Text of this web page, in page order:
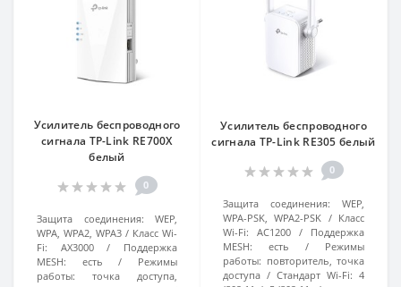
Усилитель беспроводного
сигнала TP-Link RE700X
белый
0
Защита соединения:
WEP,
WPA, WPA2, WPA3
Класс Wi-
Fi:
AX3000
Поддержка
MESH:
есть
Режимы
работы:
точка доступа,
Усилитель беспроводного
сигнала TP-Link RE305 белый
0
Защита соединения:
WEP,
WPA-PSK, WPA2-PSK
Класс
Wi-Fi:
AC1200
Поддержка
MESH:
есть
Режимы
работы: повторитель, точка
доступа
Стандарт Wi-Fi: 4